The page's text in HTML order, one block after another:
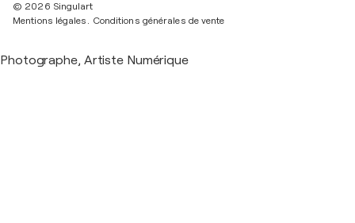
© 2026 Singulart
Mentions légales. Conditions générales de vente
Photographe, Artiste Numérique